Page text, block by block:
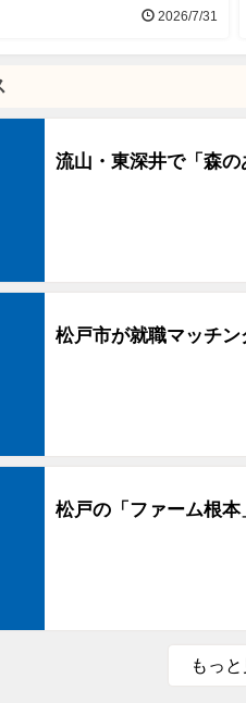
2026/7/31
流山・東深井で「森
松戸市が就職マッチ
松戸の「ファーム根
もっ